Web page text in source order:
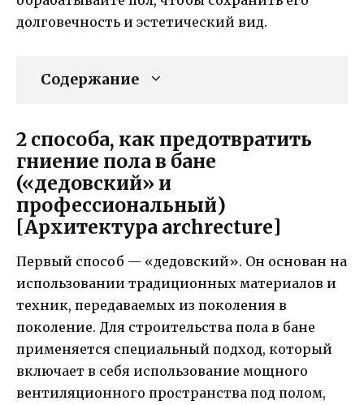
долговечность и эстетический вид.
Содержание
2 способа, как предотвратить
гниение пола в бане
(«дедовский» и
профессиональный)
[Архитектура archrecture]
Первый способ — «дедовский». Он основан на
использовании традиционных материалов и
техник, передаваемых из поколения в
поколение. Для строительства пола в бане
применяется специальный подход, который
включает в себя использование мощного
вентиляционного пространства под полом,